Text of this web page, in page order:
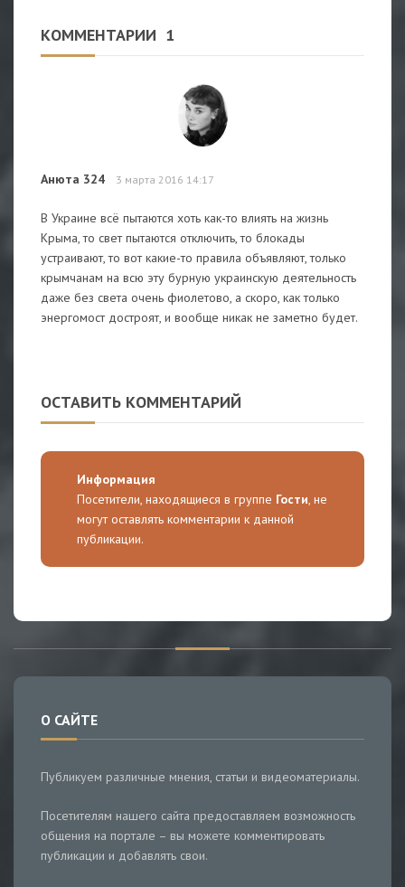
КОММЕНТАРИИ 1
Анюта 324 3 марта 2016 14:17
В Украине всё пытаются хоть как-то влиять на жизнь
Крыма, то свет пытаются отключить, то блокады
устраивают, то вот какие-то правила объявляют, только
крымчанам на всю эту бурную украинскую деятельность
даже без света очень фиолетово, а скоро, как только
энергомост достроят, и вообще никак не заметно будет.
ОСТАВИТЬ КОММЕНТАРИЙ
Информация
Посетители, находящиеся в группе Гости, не
могут оставлять комментарии к данной
публикации.
О САЙТЕ
Публикуем различные мнения, статьи и видеоматериалы.
Посетителям нашего сайта предоставляем возможность
общения на портале – вы можете комментировать
публикации и добавлять свои.